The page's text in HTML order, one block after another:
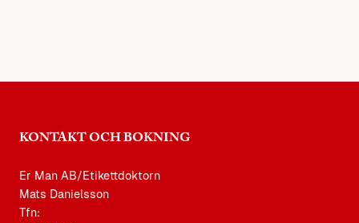
KONTAKT OCH BOKNING
Er Man AB/Etikettdoktorn
Mats Danielsson
Tfn: